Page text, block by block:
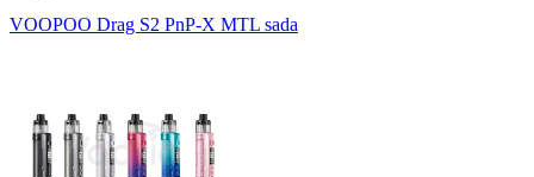
VOOPOO Drag S2 PnP-X MTL sada